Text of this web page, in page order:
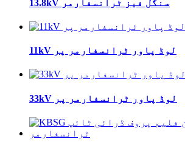
13.8kV سنگل فیز ٹرانسفارمر
11kV لوڈ پاور ٹرانسفارمر پر
33kV لوڈ پاور ٹرانسفارمر پر